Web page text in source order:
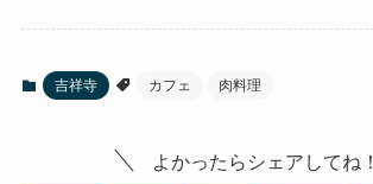
吉祥寺 カフェ 肉料理
よかったらシェアしてね！